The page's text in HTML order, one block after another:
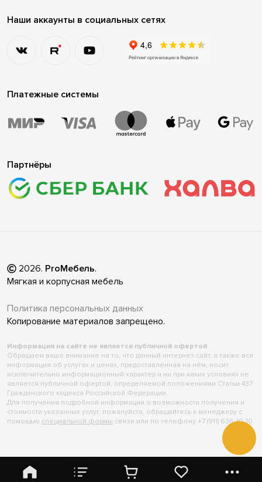
Наши аккаунты в социальных сетях
Платежные системы
Партнёры
2026. ProМебель.
Мягкая и корпусная мебель
Политика персональных данных
Копирование материалов запрещено.
Информация на сайте не является публичной офертой
Обращаем ваше внимание на то, что данный интернет-сайт, а также вся
информация об услугах и ценах, предоставленная на нём, носит
исключительно информационный характер и ни при каких условиях не
является публичной офертой, определяемой положениями Статьи 437
Гражданского кодекса Российской Федерации.
Для получения подробной информации о возможности получения и
стоимости указанных услуг, пожалуйста, обращайтесь к менеджеру с
помощью специальной формы связи или по телефону +7 (911) 636-10-10